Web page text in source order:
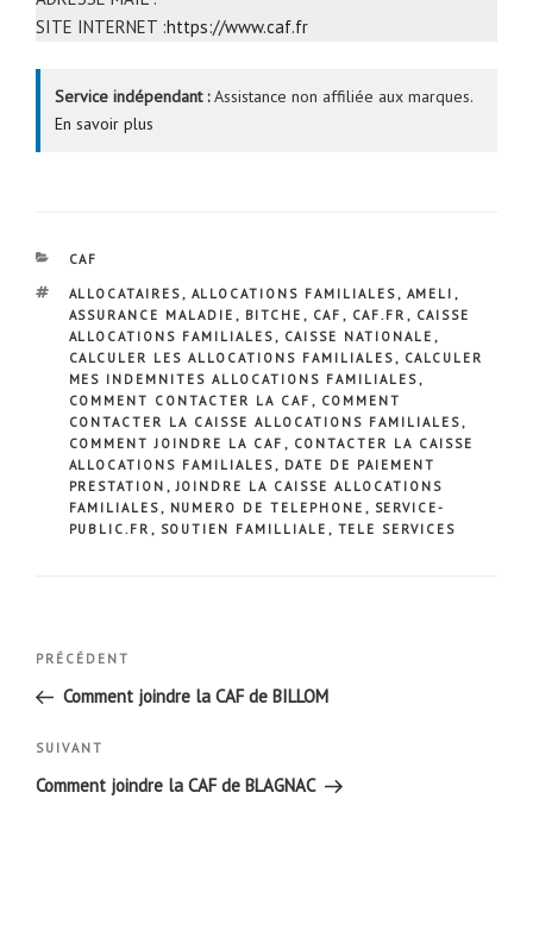
SITE INTERNET :https://www.caf.fr
Service indépendant :Assistance non affiliée aux marques.
En savoir plus
CATÉGORIES
CAF
ÉTIQUETTES
ALLOCATAIRES, ALLOCATIONS FAMILIALES, AMELI ,
ASSURANCE MALADIE , BITCHE , CAF , CAF.FR , CAISSE
ALLOCATIONS FAMILIALES, CAISSE NATIONALE ,
CALCULER LES ALLOCATIONS FAMILIALES, CALCULER
MES INDEMNITES ALLOCATIONS FAMILIALES,
COMMENT CONTACTER LA CAF , COMMENT
CONTACTER LA CAISSE ALLOCATIONS FAMILIALES,
COMMENT JOINDRE LA CAF , CONTACTER LA CAISSE
ALLOCATIONS FAMILIALES, DATE DE PAIEMENT
PRESTATION ,JOINDRE LA CAISSE ALLOCATIONS
FAMILIALES, NUMERO DE TELEPHONE , SERVICE-
PUBLIC.FR , SOUTIEN FAMILLIALE , TELE SERVICES
Navigation
l’article
Article
précédent
PRÉCÉDENT
Comment joindre la CAF de BILLOM
Article
suivant
SUIVANT
Comment joindre la CAF de BLAGNAC